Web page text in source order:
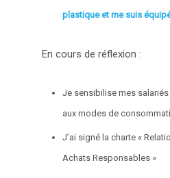
plastique et me suis
En cours de réflexion :
Je sensibilise mes
aux modes de
J’ai signé la charte «
Achats Responsables »